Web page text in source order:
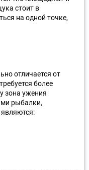
стоит в
на одной точке,
отличается от
более
зона ужения
рыбалки,